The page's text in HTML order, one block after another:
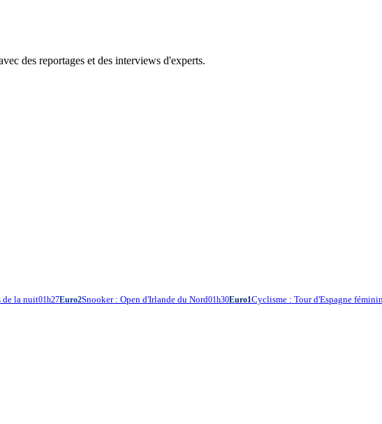
des reportages et des interviews d'experts.
de la nuit01h27Euro2Snooker : Open d'Irlande du Nord01h30Euro1Cyclisme : Tour d'Espagne